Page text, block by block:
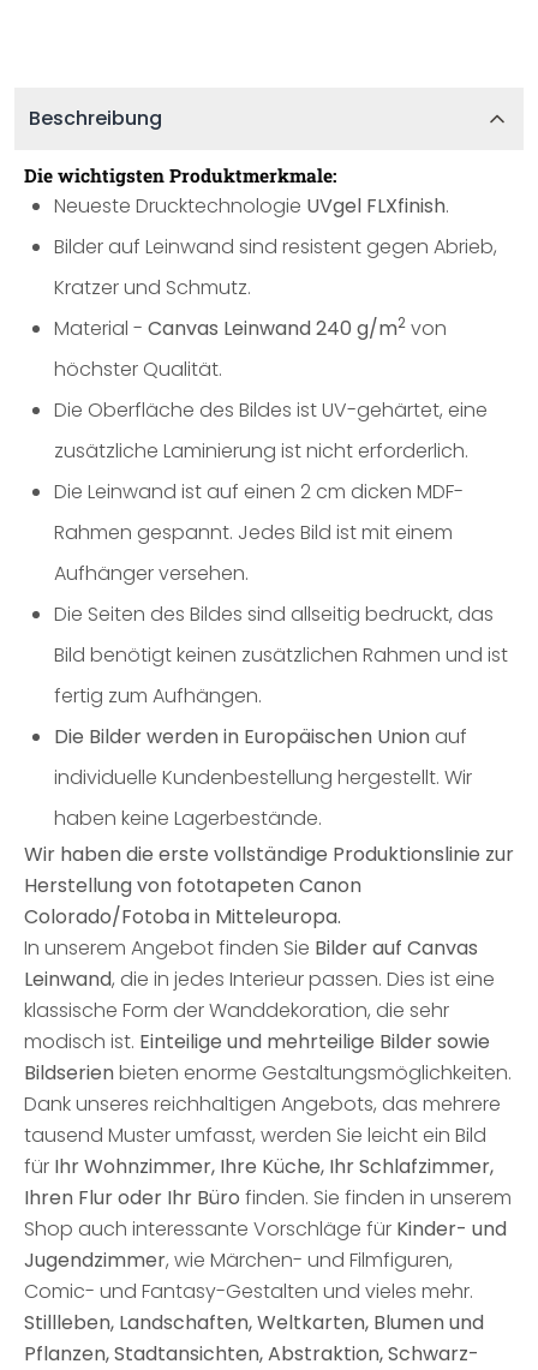
Beschreibung
Die wichtigsten Produktmerkmale:
Neueste Drucktechnologie UVgel FLXfinish.
Bilder auf Leinwand sind resistent gegen Abrieb,
Kratzer und Schmutz.
Material - Canvas Leinwand 240 g/m2 von
höchster Qualität.
Die Oberfläche des Bildes ist UV-gehärtet, eine
zusätzliche Laminierung ist nicht erforderlich.
Die Leinwand ist auf einen 2 cm dicken MDF-
Rahmen gespannt. Jedes Bild ist mit einem
Aufhänger versehen.
Die Seiten des Bildes sind allseitig bedruckt, das
Bild benötigt keinen zusätzlichen Rahmen und ist
fertig zum Aufhängen.
Die Bilder werden in Europäischen Union auf
individuelle Kundenbestellung hergestellt. Wir
haben keine Lagerbestände.
Wir haben die erste vollständige Produktionslinie zur
Herstellung von fototapeten Canon
Colorado/Fotoba in Mitteleuropa.
In unserem Angebot finden Sie Bilder auf Canvas
Leinwand, die in jedes Interieur passen. Dies ist eine
klassische Form der Wanddekoration, die sehr
modisch ist. Einteilige und mehrteilige Bilder sowie
Bildserienbieten enorme Gestaltungsmöglichkeiten.
Dank unseres reichhaltigen Angebots, das mehrere
tausend Muster umfasst, werden Sie leicht ein Bild
für Ihr Wohnzimmer, Ihre Küche, Ihr Schlafzimmer,
Ihren Flur oder Ihr Büro finden. Sie finden in unserem
Shop auch interessante Vorschläge für Kinder- und
Jugendzimmer, wie Märchen- und Filmfiguren,
Comic- und Fantasy-Gestalten und vieles mehr.
Stillleben, Landschaften, Weltkarten, Blumen und
Pflanzen, Stadtansichten, Abstraktion, Schwarz-